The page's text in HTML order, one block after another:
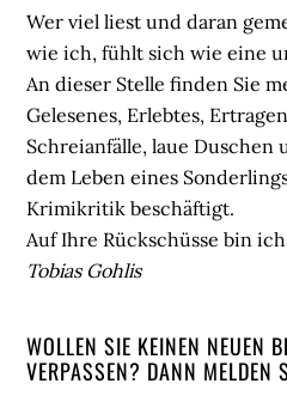
Wer viel liest und daran
wie ich, fühlt sich wie eine
An dieser Stelle finden Sie
Gelesenes, Erlebtes,
Schreianfälle, laue Duschen
dem Leben eines
Krimikritik beschäftigt.
Auf Ihre Rückschüsse bin
Tobias Gohlis
WOLLEN SIE KEINEN NEUEN
VERPASSEN? DANN MELDEN